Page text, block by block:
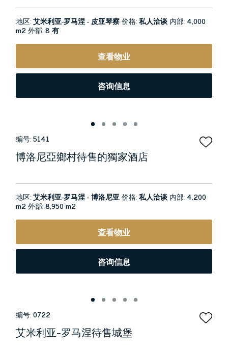
地区:艾米利亚-罗马涅 - 皮亚琴察价格:私人洽谈 内部: 4,000
m2外部:8 有
查看物业
咨询信息
编号:5141
博洛尼亞鄉村待售的獨家酒店
地区:艾米利亚-罗马涅 - 博洛尼亚价格:私人洽谈 内部: 4,200
m2外部:8,950 m2
查看物业
咨询信息
编号:0722
艾米利亚-罗马涅待售城堡